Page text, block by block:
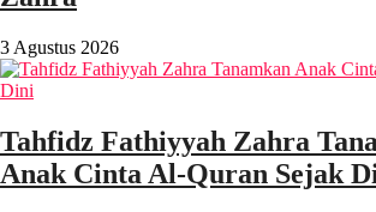
3 Agustus 2026
Tahfidz Fathiyyah Zahra
Anak Cinta Al-Quran Sejak